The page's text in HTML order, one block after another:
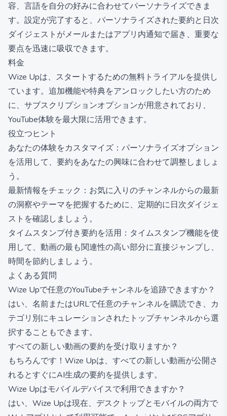
容、言語を自分の好みに合わせてパーソナライズできま
す。設定が完了すると、パーソナライズされた要約と日次
ダイジェストがメールまたはアプリ内通知で届き、重要な
要点を迅速に吸収できます。
料金
Wize Upは、スタートするための無料トライアルを提供し
ています。追加機能や特典をアンロックしたい方のため
に、サブスクリプションオプションが用意されており、
YouTube体験を最大限に活用できます。
役立つヒント
あなたの体験をカスタマイズ：パーソナライズオプション
を活用して、要約をあなたの興味に合わせて調整しましょ
う。
最新情報をチェック：お気に入りのチャンネルからの最新
の洞察やテーマを把握するために、定期的に日次ダイジェ
ストを確認しましょう。
タイムスタンプ付き要約を活用：タイムスタンプ機能を使
用して、動画の最も関連性の高い部分に直接ジャンプし、
時間を節約しましょう。
よくある質問
Wize Upで任意のYouTubeチャンネルを追跡できますか？
はい、名前またはURLで任意のチャンネルを購読でき、カ
テゴリ別にキュレーションされたトップチャンネルから選
択することもできます。
すべての新しい動画の要約を受け取りますか？
もちろんです！Wize Upは、すべての新しい動画が公開さ
れるとすぐにAI生成の要約を提供します。
Wize Upはモバイルデバイスで利用できますか？
はい、Wize Upは現在、デスクトップとモバイルの両方で